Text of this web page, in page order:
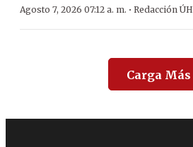
Agosto 7, 2026 07:12 a. m. · Redacción ÚH
Carga Más